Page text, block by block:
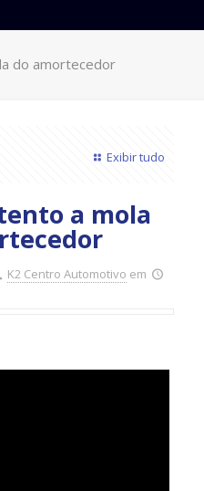
do amortecedor
Exibir tudo
a mola
K2 Centro Automotivo em